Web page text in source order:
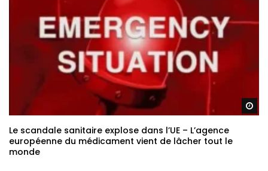
Le scandale sanitaire explose dans l’UE – L’agence
européenne du médicament vient de lâcher tout le
monde